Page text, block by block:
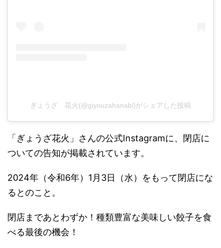
ぎょうざ 花火(@giyouzahanabi)がシェアした投稿
「ぎょうざ花火」さんの公式Instagramに、閉店に
ついての告知が掲載されています。
2024年（令和6年）1月3日（水）をもって閉店にな
るとのこと。
閉店まであとわずか！種類豊富な美味しい餃子を食
べる最後の機会！